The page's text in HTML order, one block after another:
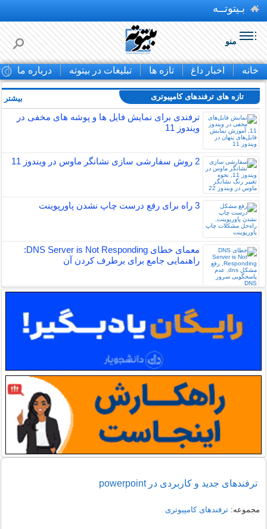
بـیتوتــه
منو
خانه اخبار داغ تازه ها تبلیغات در بیتوته درباره ما
تازه های ترفندهای کامپیوتری
ترفندی برای نمایش فایل ها و پوشه های مخفی در
ویندوز 11
2 روش سفارشی سازی نشانگر ماوس در ویندوز 11
3 راه برای رفع درست چاپ نشدن پاورپوینت
معمای خطای DNS Server is Not Responding:
راهنمایی جامع برای برطرف کردن آن
بیشتر
ترفندهای جدید و كاربردی در powerpoint
مجموعه:ترفندهای کامپیوتری